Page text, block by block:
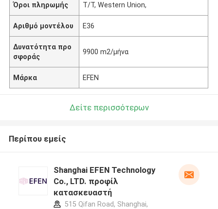
Όροι πληρωμής T/T, Western Union,
Αριθμό μοντέλου Ε36
Δυνατότητα προ
σφοράς
9900 m2/μήνα
Μάρκα EFEN
Δείτε περισσότερων
Περίπου εμείς
Shanghai EFEN Technology
Co., LTD. προφίλ
κατασκευαστή
515 Qifan Road, Shanghai,